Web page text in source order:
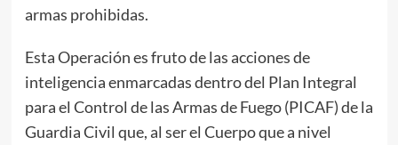
armas prohibidas.
Esta Operación es fruto de las acciones de
inteligencia enmarcadas dentro del Plan Integral
para el Control de las Armas de Fuego (PICAF) de la
Guardia Civil que, al ser el Cuerpo que a nivel